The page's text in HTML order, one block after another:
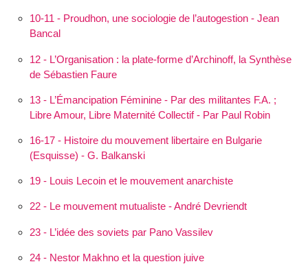
10-11 - Proudhon, une sociologie de l’autogestion - Jean
Bancal
12 - L’Orga­nisation : la plate-forme d’Archinoff, la Synthèse
de Sébastien Faure
13 - L’Éman­cipation Féminine - Par des militantes F.A. ;
Libre Amour, Libre Maternité Collectif - Par Paul Robin
16-17 - Histoire du mouvement libertaire en Bulgarie
(Esquisse) - G. Balkanski
19 - Louis Lecoin et le mouvement anarchiste
22 - Le mouvement mutualiste - André Devriendt
23 - L’idée des soviets par Pano Vassilev
24 - Nestor Makhno et la question juive